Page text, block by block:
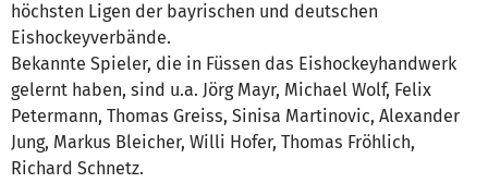
höchsten Ligen der bayrischen und deutschen
Eishockeyverbände.
Bekannte Spieler, die in Füssen das Eishockeyhandwerk
gelernt haben, sind u.a. Jörg Mayr, Michael Wolf, Felix
Petermann, Thomas Greiss, Sinisa Martinovic, Alexander
Jung, Markus Bleicher, Willi Hofer, Thomas Fröhlich,
Richard Schnetz.